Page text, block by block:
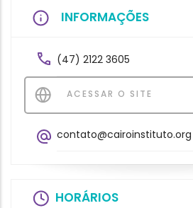
INFORMAÇÕES
(47) 2122 3605
ACESSAR O SITE
contato@cairoinstituto.org
HORÁRIOS